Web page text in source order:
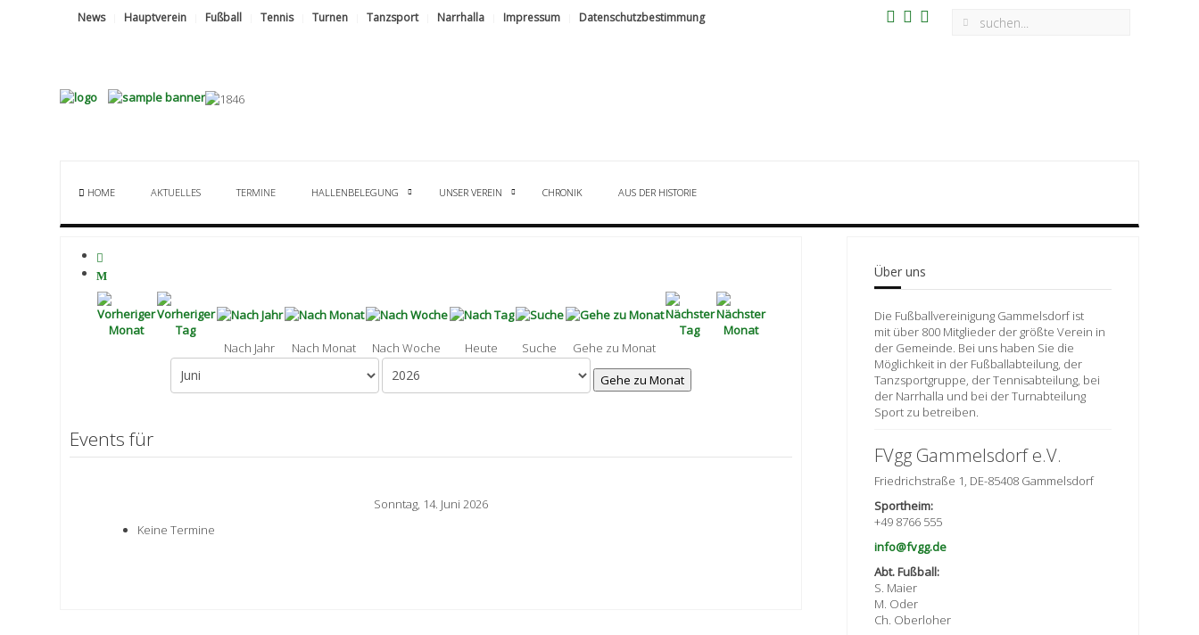
News Hauptverein Fußball Tennis Turnen Tanzsport Narrhalla Impressum Datenschutzbestimmung
HOME AKTUELLES TERMINE HALLENBELEGUNG UNSER VEREIN CHRONIK AUS DER HISTORIE
Nach Jahr Nach Monat Nach Woche Heute Suche
Gehe zu Monat
Gehe zu Monat
Events für
Sonntag, 14. Juni 2026
Keine Termine
Über uns
Die Fußballvereinigung Gammelsdorf ist
mit über 800 Mitglieder der größte Verein in
der Gemeinde. Bei uns haben Sie die
Möglichkeit in der Fußballabteilung, der
Tanzsportgruppe, der Tennisabteilung, bei
der Narrhalla und bei der Turnabteilung
Sport zu betreiben.
FVgg Gammelsdorf e.V.
Friedrichstraße 1, DE-85408 Gammelsdorf
Sportheim:
+49 8766 555
info@fvgg.de
Abt. Fußball:
S. Maier
M. Oder
Ch. Oberloher